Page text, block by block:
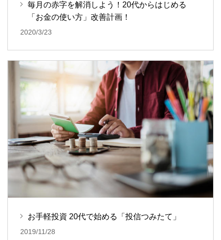
毎月の赤字を解消しよう！20代からはじめる
「お金の使い方」改善計画！
2020/3/23
お手軽投資 20代で始める「投信つみたて」
2019/11/28